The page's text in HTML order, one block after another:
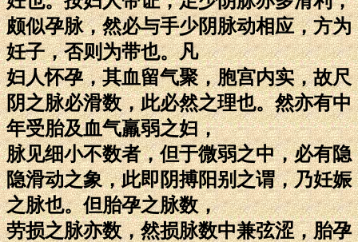
颇似孕脉，然必与手少阴脉动相应，方为
妊子，否则为带也。凡
妇人怀孕，其血留气聚，胞宫内实，故尺
阴之脉必滑数，此必然之理也。然亦有中
年受胎及血气羸弱之妇，
脉见细小不数者，但于微弱之中，必有隐
隐滑动之象，此即阴搏阳别之谓，乃妊娠
之脉也。但胎孕之脉数，
劳损之脉亦数，然损脉数中兼弦涩，胎孕